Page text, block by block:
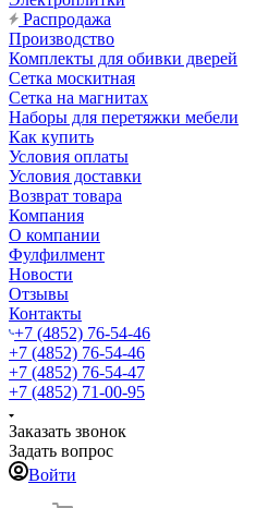
Распродажа
Производство
Комплекты для обивки дверей
Сетка москитная
Сетка на магнитах
Наборы для перетяжки мебели
Как купить
Условия оплаты
Условия доставки
Возврат товара
Компания
О компании
Фулфилмент
Новости
Отзывы
Контакты
+7 (4852) 76-54-46
+7 (4852) 76-54-46
+7 (4852) 76-54-47
+7 (4852) 71-00-95
Заказать звонок
Задать вопрос
Войти